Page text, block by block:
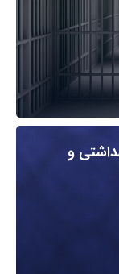
بهداشتی و